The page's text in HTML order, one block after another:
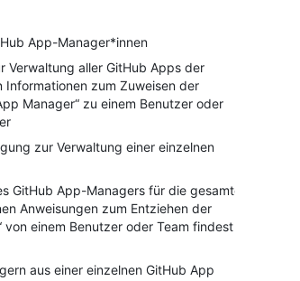
App-Manager*innen
Verwaltung aller GitHub Apps der
Informationen zum Zuweisen der
Manager“ zu einem Benutzer oder
zur Verwaltung einer einzelnen
GitHub App-Managers für die gesamte
Anweisungen zum Entziehen der
von einem Benutzer oder Team findest
aus einer einzelnen GitHub App